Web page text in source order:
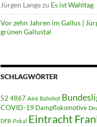
Jürgen Langezu Es ist Wahltag
Vor zehn Jahren im Gallus |
grünen Gallustal
SCHLAGWÖRTER
52 4867 A66 Bahnhof
COVID-19 Dampflokomotive
DFB-Pokal Eintracht